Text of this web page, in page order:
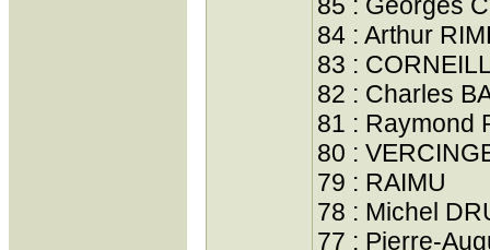
84 : Arthur
83 :
82 : Charles
81 : Raymond
80 :
79 : RAIMU
78 : Michel
77 : Pierre-